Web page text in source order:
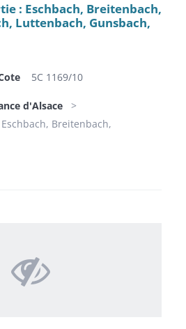
: Eschbach, Breitenbach,
Luttenbach, Gunsbach,
5C 1169/10
d'Alsace
Breitenbach,